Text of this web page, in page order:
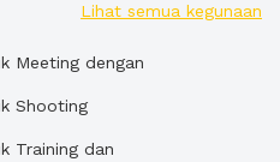
Lihat semua kegunaan
Meeting dengan
Shooting
Training dan